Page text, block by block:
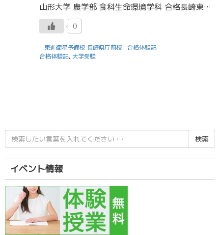
山形大学 農学部 食科生命環境学科 合格長崎東高校 卒業坂口 昌幸くん 受験に役立った勉強法を教えてください 勉強法を考える前に、まず自分がここでなら必ず勉強を続けられると思う場所を見つけることが大事です。勉強法をいくら […]
0
東進衛星予備校 長崎県庁前校
合格体験記
合格体験記, 大学受験
検
索
結
果:
イベント情報